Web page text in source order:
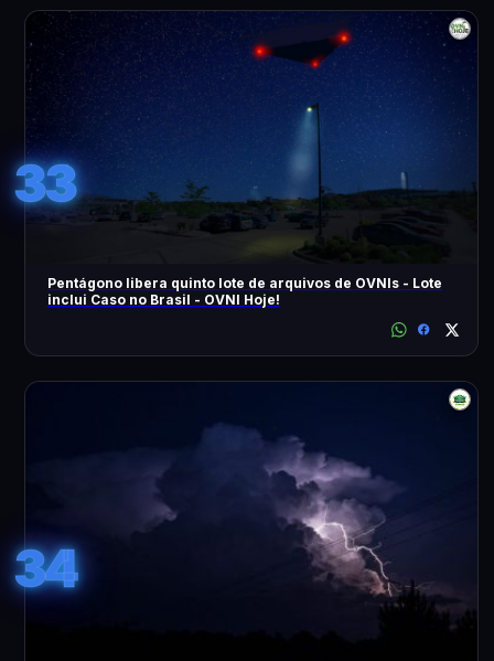
33
Pentágono libera quinto lote de arquivos de OVNIs - Lote
inclui Caso no Brasil - OVNI Hoje!
34